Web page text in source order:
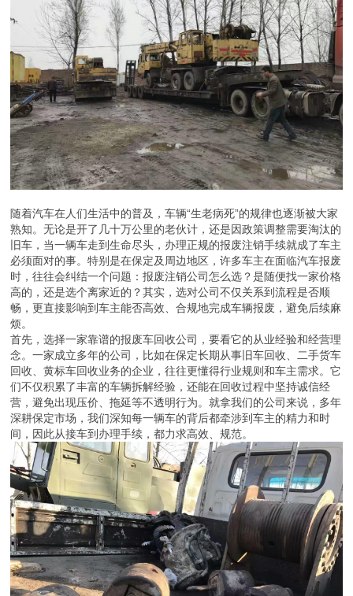
随着汽车在人们生活中的普及，车辆“生老病死”的规律也逐渐被大家
熟知。无论是开了几十万公里的老伙计，还是因政策调整需要淘汰的
旧车，当一辆车走到生命尽头，办理正规的报废注销手续就成了车主
必须面对的事。特别是在保定及周边地区，许多车主在面临汽车报废
时，往往会纠结一个问题：报废注销公司怎么选？是随便找一家价格
高的，还是选个离家近的？其实，选对公司不仅关系到流程是否顺
畅，更直接影响到车主能否高效、合规地完成车辆报废，避免后续麻
烦。
首先，选择一家靠谱的报废车回收公司，要看它的从业经验和经营理
念。一家成立多年的公司，比如在保定长期从事旧车回收、二手货车
回收、黄标车回收业务的企业，往往更懂得行业规则和车主需求。它
们不仅积累了丰富的车辆拆解经验，还能在回收过程中坚持诚信经
营，避免出现压价、拖延等不透明行为。就拿我们的公司来说，多年
深耕保定市场，我们深知每一辆车的背后都牵涉到车主的精力和时
间，因此从接车到办理手续，都力求高效、规范。